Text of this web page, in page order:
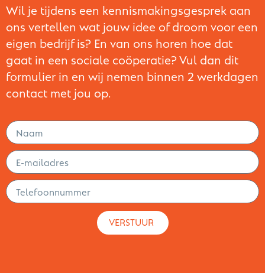
Wil je tijdens een kennismakingsgesprek aan
ons vertellen wat jouw idee of droom voor een
eigen bedrijf is? En van ons horen hoe dat
gaat in een sociale coöperatie? Vul dan dit
formulier in en wij nemen binnen 2 werkdagen
contact met jou op.
VERSTUUR